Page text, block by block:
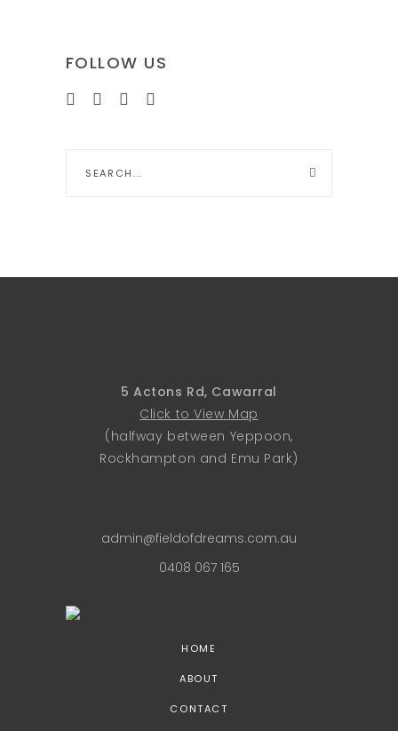
FOLLOW US
5 Actons Rd, Cawarral
Click to View Map
(halfway between Yeppoon,
Rockhampton and Emu Park)
admin@fieldofdreams.com.au
0408 067 165
HOME
ABOUT
CONTACT